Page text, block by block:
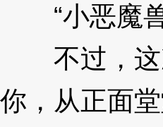
“小恶魔兽
不过，这
你，从正面